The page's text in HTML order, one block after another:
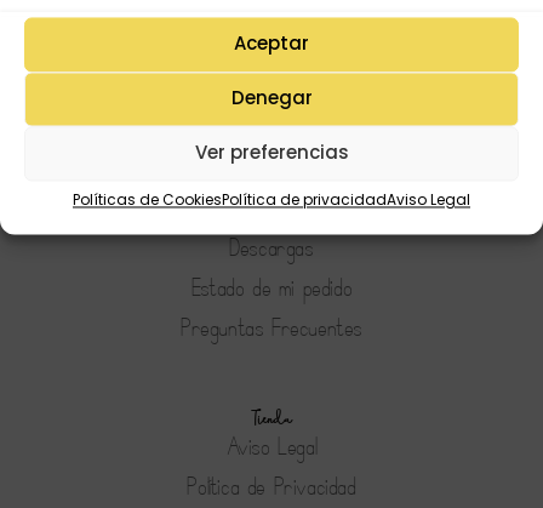
Aceptar
Denegar
Ver preferencias
Políticas de CookiesPolítica de privacidadAviso Legal
Mi Cuenta
Lista de deseos
Mi Perfil
Descargas
Estado de mi pedido
Preguntas Frecuentes
Tienda
Aviso Legal
Política de Privacidad